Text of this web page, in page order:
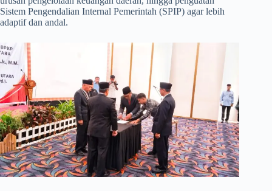
Sistem Pengendalian Internal Pemerintah (SPIP) agar lebih
adaptif dan andal.